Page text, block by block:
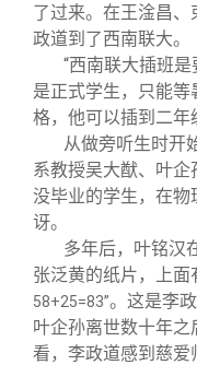
了过来。在王淦昌、
政道到了西南联大。
“西南联大插班
是正式学生，只能
格，他可以插到二年
从做旁听生时开
系教授吴大猷、叶
没毕业的学生，在物
讶。
多年后，叶铭汉
张泛黄的纸片，上面
58+25=83”。这是李
叶企孙离世数十年
看，李政道感到慈爱